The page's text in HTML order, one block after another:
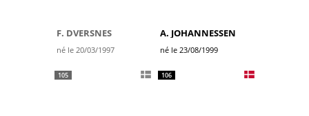
F. DVERSNES
né le 20/03/1997
A. JOHANNESSEN
né le 23/08/1999
105 106